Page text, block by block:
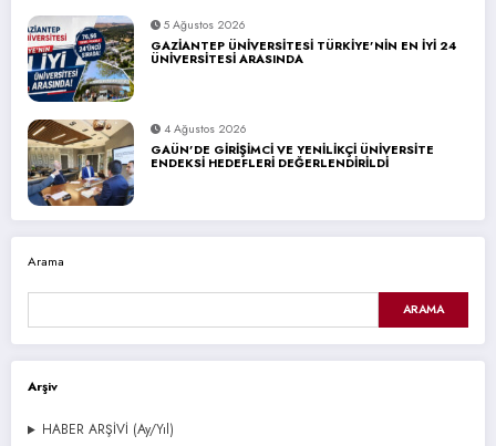
5 Ağustos 2026
GAZİANTEP ÜNİVERSİTESİ TÜRKİYE’NİN EN İYİ 24
ÜNİVERSİTESİ ARASINDA
4 Ağustos 2026
GAÜN’DE GİRİŞİMCİ VE YENİLİKÇİ ÜNİVERSİTE
ENDEKSİ HEDEFLERİ DEĞERLENDİRİLDİ
Arama
ARAMA
Arşiv
HABER ARŞİVİ (Ay/Yıl)